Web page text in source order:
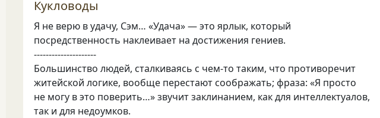
Кукловоды
Я не верю в удачу, Сэм… «Удача» — это ярлык, который
посредственность наклеивает на достижения гениев.
---------------------
Большинство людей, сталкиваясь с чем-то таким, что противоречит
житейской логике, вообще перестают соображать; фраза: «Я просто
не могу в это поверить…» звучит заклинанием, как для интеллектуалов,
так и для недоумков.